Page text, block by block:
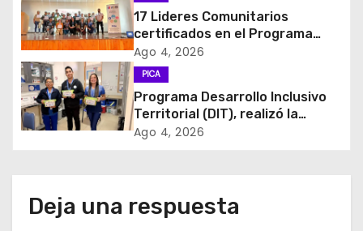
ó
n
d
e
t
17 Lideres Comunitarios
certificados en el Programa
MÁS AMA
Ago 4, 2026
PICA
Programa Desarrollo Inclusivo
Territorial (DIT), realizó la
entrega de Cajas de Regulación
Ago 4, 2026
Deja una respuesta